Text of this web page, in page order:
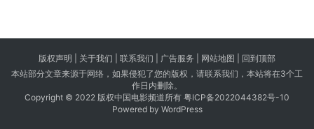
版权声明 | 关于我们 联系我们 | 广告服务 | 网站地图 | 回到顶部
本站部分文章来源于网络，如果侵犯了您的版权，请联系我们，本站将在3个工
作日内删除。
Copyright © 2022 版权中国电影频道所有 粤ICP备2022044382号-10
Powered by WordPress